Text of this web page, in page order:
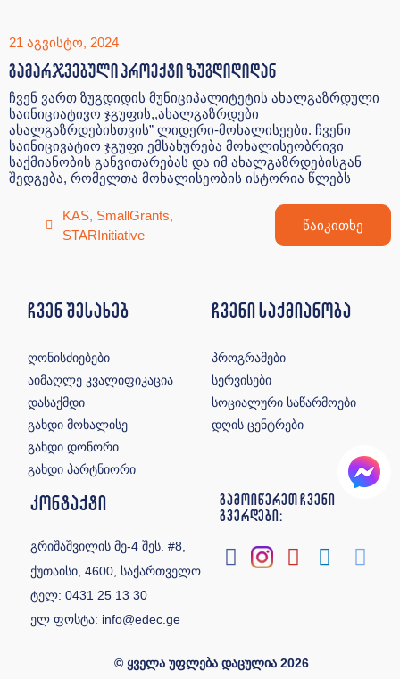
21 აგვისტო, 2024
გამარჯვებული პროექტი ზუგდიდიდან
ჩვენ ვართ ზუგდიდის მუნიციპალიტეტის ახალგაზრდული
საინიციატივო ჯგუფის,,ახალგაზრდები
ახალგაზრდებისთვის” ლიდერი-მოხალისეები. ჩვენი
საინიცივატიო ჯგუფი ემსახურება მოხალისეობრივი
საქმიანობის განვითარებას და იმ ახალგაზრდებისგან
შედგება, რომელთა მოხალისეობის ისტორია წლებს
KAS, SmallGrants,
STARInitiative
წაიკითხე
ჩვენ შესახებ
ღონისძიებები
აიმაღლე კვალიფიკაცია
დასაქმდი
გახდი მოხალისე
გახდი დონორი
გახდი პარტნიორი
ჩვენი საქმიანობა
პროგრამები
სერვისები
სოციალური საწარმოები
დღის ცენტრები
კონტაქტი
გრიშაშვილის მე-4 შეს. #8,
ქუთაისი, 4600, საქართველო
ტელ:0431 25 13 30
ელ ფოსტა: info@edec.ge
გამოიწერეთ ჩვენი
გვერდები:
© ყველა უფლება დაცულია 2026